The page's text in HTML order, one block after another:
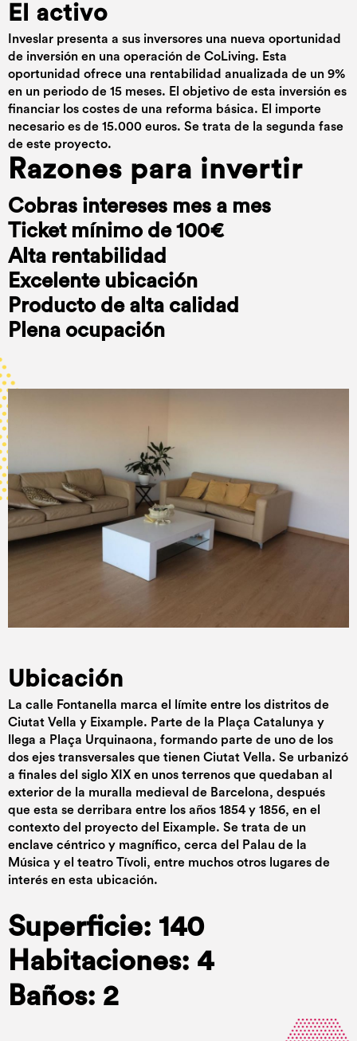
El activo
Inveslar presenta a sus inversores una nueva oportunidad
de inversión en una operación de CoLiving. Esta
oportunidad ofrece una rentabilidad anualizada de un 9%
en un periodo de 15 meses. El objetivo de esta inversión es
financiar los costes de una reforma básica. El importe
necesario es de 15.000 euros. Se trata de la segunda fase
de este proyecto.
Razones para invertir
Cobras intereses mes a mes
Ticket mínimo de 100€
Alta rentabilidad
Excelente ubicación
Producto de alta calidad
Plena ocupación
Ubicación
La calle Fontanella marca el límite entre los distritos de
Ciutat Vella y Eixample. Parte de la Plaça Catalunya y
llega a Plaça Urquinaona, formando parte de uno de los
dos ejes transversales que tienen Ciutat Vella. Se urbanizó
a finales del siglo XIX en unos terrenos que quedaban al
exterior de la muralla medieval de Barcelona, después
que esta se derribara entre los años 1854 y 1856, en el
contexto del proyecto del Eixample. Se trata de un
enclave céntrico y magnífico, cerca del Palau de la
Música y el teatro Tívoli, entre muchos otros lugares de
interés en esta ubicación.
Superficie: 140
Habitaciones: 4
Baños: 2